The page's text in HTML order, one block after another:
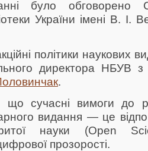
було обговорено
України імені В. І.
політики наукових
директора НБУВ з
.
сучасні вимоги до
видання — це
науки (Open
прозорості.